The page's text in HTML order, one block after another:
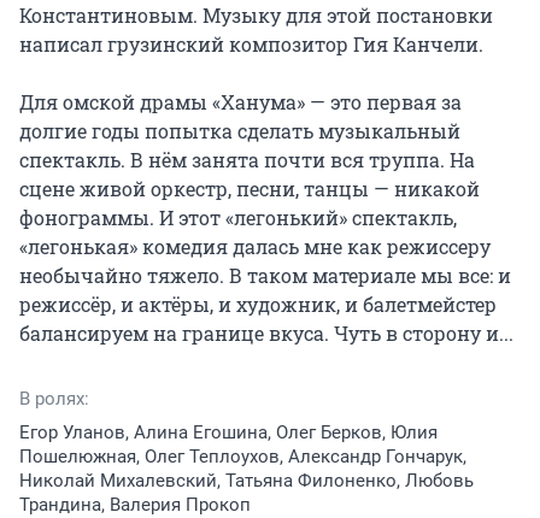
Константиновым. Музыку для этой постановки
написал грузинский композитор Гия Канчели.
Для омской драмы «Ханума» — это первая за
долгие годы попытка сделать музыкальный
спектакль. В нём занята почти вся труппа. На
сцене живой оркестр, песни, танцы — никакой
фонограммы. И этот «легонький» спектакль,
«легонькая» комедия далась мне как режиссеру
необычайно тяжело. В таком материале мы все: и
режиссёр, и актёры, и художник, и балетмейстер
балансируем на границе вкуса. Чуть в сторону и...
В ролях:
Егор Уланов, Алина Егошина, Олег Берков, Юлия
Пошелюжная, Олег Теплоухов, Александр Гончарук,
Николай Михалевский, Татьяна Филоненко, Любовь
Трандина, Валерия Прокоп